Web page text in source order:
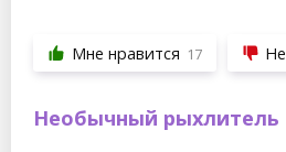
Мне нравится 17
Необычный рыхлитель